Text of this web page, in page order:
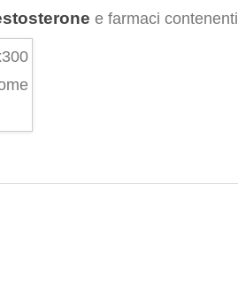
e farmaci contenenti